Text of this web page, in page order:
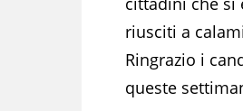
riusciti a
Ringrazio i
queste